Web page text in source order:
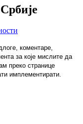
коментаре,
за које мислите да
преко странице
имплементирати.